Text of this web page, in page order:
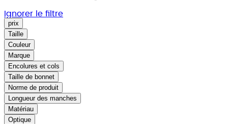
Ignorer le filtre
prix
Taille
Couleur
Marque
Encolures et cols
Taille de bonnet
Norme de produit
Longueur des manches
Matériau
Optique